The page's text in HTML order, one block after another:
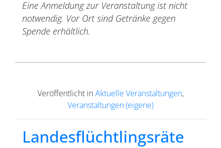
Eine Anmeldung zur Veranstaltung ist nicht
notwendig. Vor Ort sind Getränke gegen
Spende erhältlich.
Veröffentlicht inAktuelle Veranstaltungen,
Veranstaltungen (eigene)
Landesflüchtlingsräte